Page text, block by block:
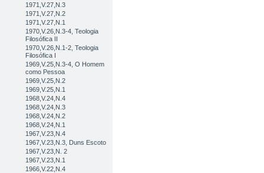
1971,V.27,N.3
1971,V.27,N.2
1971,V.27,N.1
1970,V.26,N.3-4, Teologia
Filosófica II
1970,V.26,N.1-2, Teologia
Filosófica I
1969,V.25,N.3-4, O Homem
como Pessoa
1969,V.25,N.2
1969,V.25,N.1
1968,V.24,N.4
1968,V.24,N.3
1968,V.24,N.2
1968,V.24,N.1
1967,V.23,N.4
1967,V.23,N.3, Duns Escoto
1967,V.23,N. 2
1967,V.23,N.1
1966,V.22,N.4